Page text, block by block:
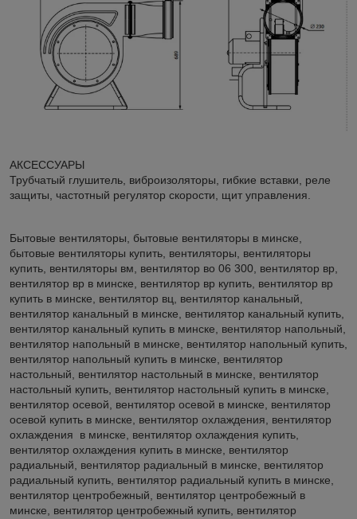
АКСЕССУАРЫ
Трубчатый глушитель, виброизоляторы, гибкие вставки, реле
защиты, частотный регулятор скорости, щит управления.
Бытовые вентиляторы, бытовые вентиляторы в минске,
бытовые вентиляторы купить, вентиляторы, вентиляторы
купить, вентиляторы вм, вентилятор во 06 300, вентилятор вр,
вентилятор вр в минске, вентилятор вр купить, вентилятор вр
купить в минске, вентилятор вц, вентилятор канальный,
вентилятор канальный в минске, вентилятор канальный купить,
вентилятор канальный купить в минске, вентилятор напольный,
вентилятор напольный в минске, вентилятор напольный купить,
вентилятор напольный купить в минске, вентилятор
настольный, вентилятор настольный в минске, вентилятор
настольный купить, вентилятор настольный купить в минске,
вентилятор осевой, вентилятор осевой в минске, вентилятор
осевой купить в минске, вентилятор охлаждения, вентилятор
охлаждения в минске, вентилятор охлаждения купить,
вентилятор охлаждения купить в минске, вентилятор
радиальный, вентилятор радиальный в минске, вентилятор
радиальный купить, вентилятор радиальный купить в минске,
вентилятор центробежный, вентилятор центробежный в
минске, вентилятор центробежный купить, вентилятор